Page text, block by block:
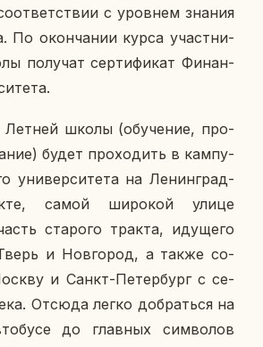
с уров­нем знания
По окон­ча­нии курса участ­ни­
по­лу­чат сер­ти­фи­кат Фи­нан­
Летней школы (обу­че­ние, про­
будет про­хо­дить в кам­пу­
уни­вер­си­те­та на Ле­нин­град­
самой ши­ро­кой улице
ста­ро­го тракта, иду­ще­го
и Нов­го­род, а также со­
и Санкт-Пе­тер­бург с се­
Отсюда легко до­брать­ся на
до глав­ных сим­во­лов